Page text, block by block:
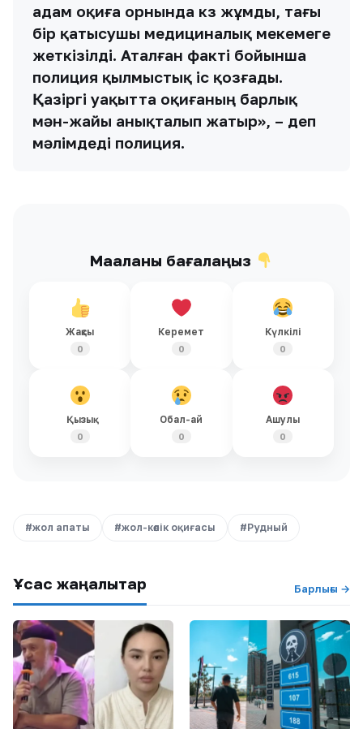
адам оқиға орнында көз жұмды, тағы
бір қатысушы медициналық мекемеге
жеткізілді. Аталған факті бойынша
полиция қылмыстық іс қозғады.
Қазіргі уақытта оқиғаның барлық
мән-жайы анықталып жатыр», – деп
мәлімдеді полиция.
Мақаланы бағалаңыз
Жақсы
0
Керемет
0
Күлкілі
0
Қызық
0
Обал-ай
0
Ашулы
0
#жол апаты #жол-көлік оқиғасы #Рудный
Ұқсас жаңалықтар Барлығы →